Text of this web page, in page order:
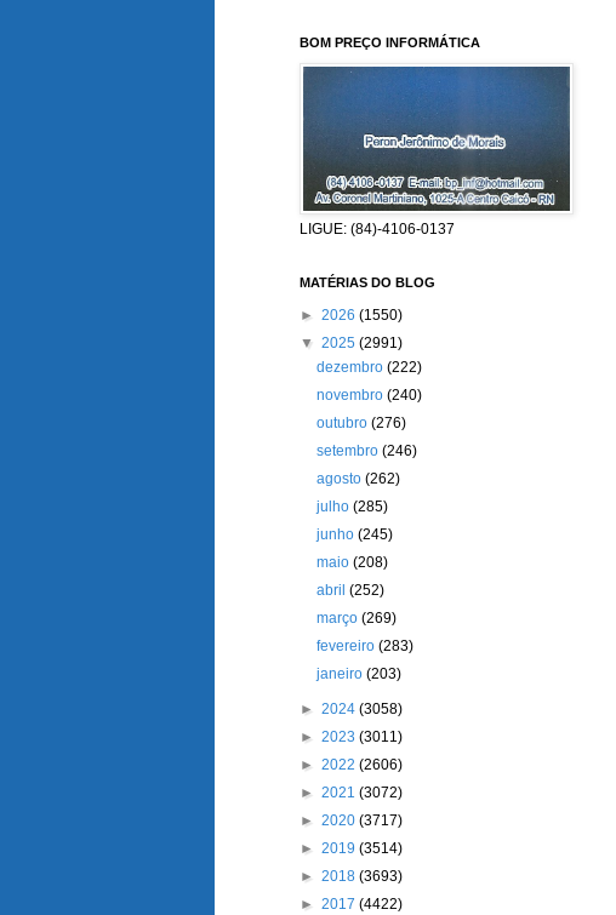
BOM PREÇO INFORMÁTICA
LIGUE: (84)-4106-0137
MATÉRIAS DO BLOG
► 2026 (1550)
▼ 2025 (2991)
dezembro(222)
novembro(240)
outubro(276)
setembro(246)
agosto(262)
julho(285)
junho(245)
maio(208)
abril(252)
março(269)
fevereiro(283)
janeiro(203)
► 2024 (3058)
► 2023 (3011)
► 2022 (2606)
► 2021 (3072)
► 2020 (3717)
► 2019 (3514)
► 2018 (3693)
► 2017 (4422)